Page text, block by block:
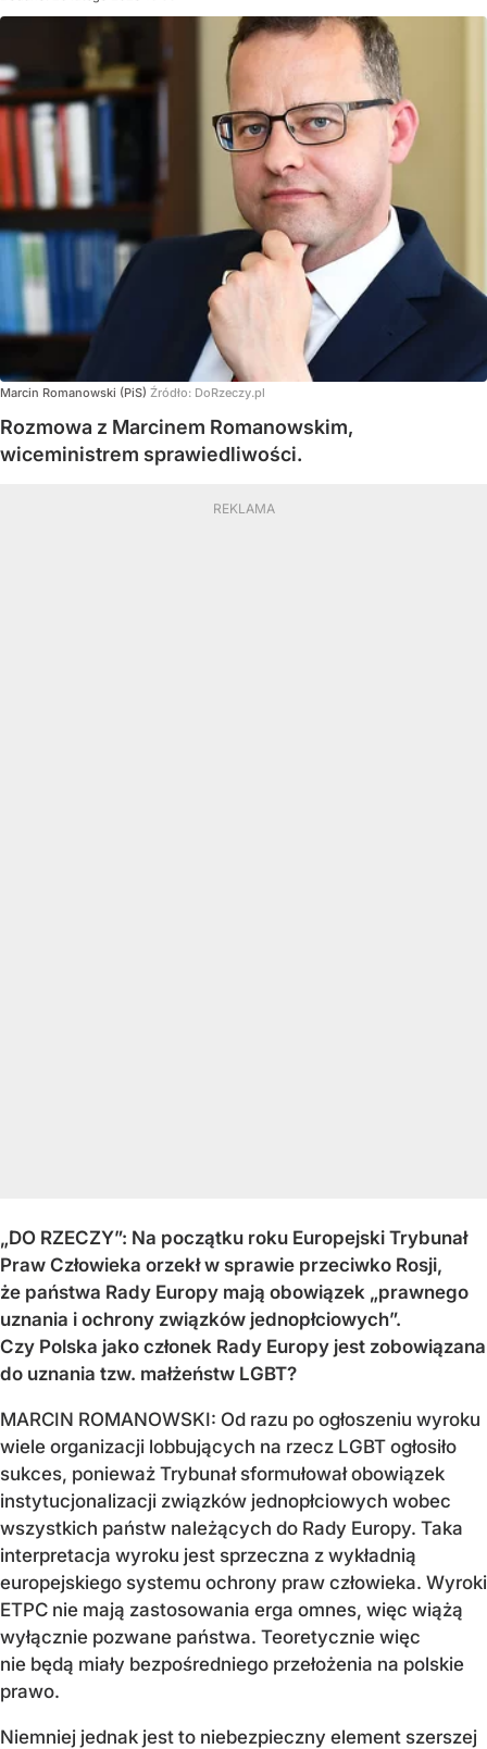
Marcin Romanowski (PiS) Źródło: DoRzeczy.pl
Rozmowa z Marcinem Romanowskim,
wiceministrem sprawiedliwości.
„DO RZECZY”: Na początku roku Europejski Trybunał
Praw Człowieka orzekł w sprawie przeciwko Rosji,
że państwa Rady Europy mają obowiązek „prawnego
uznania i ochrony związków jednopłciowych”.
Czy Polska jako członek Rady Europy jest zobowiązana
do uznania tzw. małżeństw LGBT?
MARCIN ROMANOWSKI: Od razu po ogłoszeniu wyroku
wiele organizacji lobbujących na rzecz LGBT ogłosiło
sukces, ponieważ Trybunał sformułował obowiązek
instytucjonalizacji związków jednopłciowych wobec
wszystkich państw należących do Rady Europy. Taka
interpretacja wyroku jest sprzeczna z wykładnią
europejskiego systemu ochrony praw człowieka. Wyroki
ETPC nie mają zastosowania erga omnes, więc wiążą
wyłącznie pozwane państwa. Teoretycznie więc
nie będą miały bezpośredniego przełożenia na polskie
prawo.
Niemniej jednak jest to niebezpieczny element szerszej